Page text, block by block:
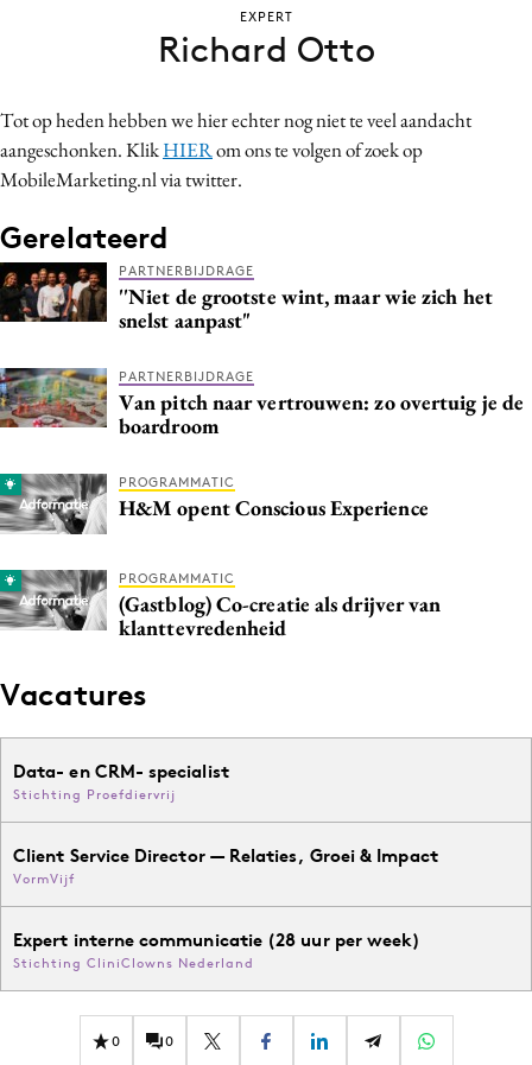
Contentmarketing
Craft
Data & Insights
Design
Digital transformation
Effectiviteit
Gedragsverandering
Interne communicatie
Martech
Merkstrategie
PR
Purpose Marketing
Reputatie & crisis
Tot op heden hebben we hier echter nog niet te veel aandacht
aangeschonken. KlikHIERom ons te volgen of zoek op
MobileMarketing.nl via twitter.
Gerelateerd
PARTNERBIJDRAGE
''Niet de grootste wint, maar wie zich het
snelst aanpast"
PARTNERBIJDRAGE
Van pitch naar vertrouwen: zo overtuig je de
boardroom
PROGRAMMATIC
H&M opent Conscious Experience
PROGRAMMATIC
(Gastblog) Co-creatie als drijver van
klanttevredenheid
Vacatures
Data- en CRM- specialist
Stichting Proefdiervrij
Client Service Director — Relaties, Groei & Impact
VormVijf
Expert interne communicatie (28 uur per week)
Stichting CliniClowns Nederland
0 0
EXPERT
Richard Otto